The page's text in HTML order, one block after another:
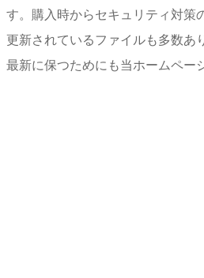
す。購入時からセキュリティ対策
更新されているファイルも多数あ
最新に保つためにも当ホームペー